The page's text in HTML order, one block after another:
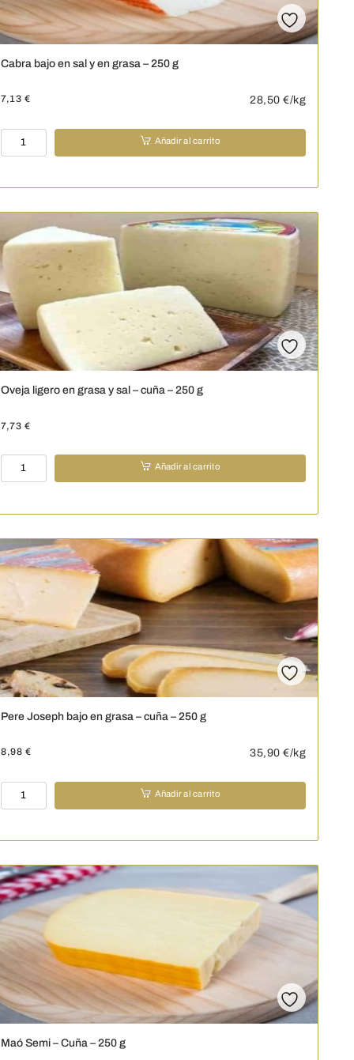
Cabra bajo en sal y en grasa – 250 g
7,13 € 28,50 €/kg
Cabra
bajo
sal
grasa
-
250
g
cantidad
Añadir al carrito
Oveja ligero en grasa y sal – cuña – 250 g
7,73 €
Oveja
ligero
grasa
-
cuña
250
cantidad
Añadir al carrito
Pere Joseph bajo en grasa – cuña – 250 g
8,98 € 35,90 €/kg
Pere
Joseph
en
-
cuña
-
250
Añadir al carrito
Maó Semi – Cuña – 250 g